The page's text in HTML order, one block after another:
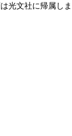
光文社に帰属しま